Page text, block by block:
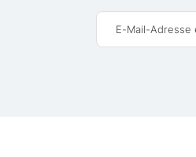
E-Mail-Adresse